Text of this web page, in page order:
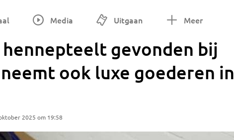
Media Uitgaan Meer
gevonden bij
ook luxe goederen in
2025 om 19:58